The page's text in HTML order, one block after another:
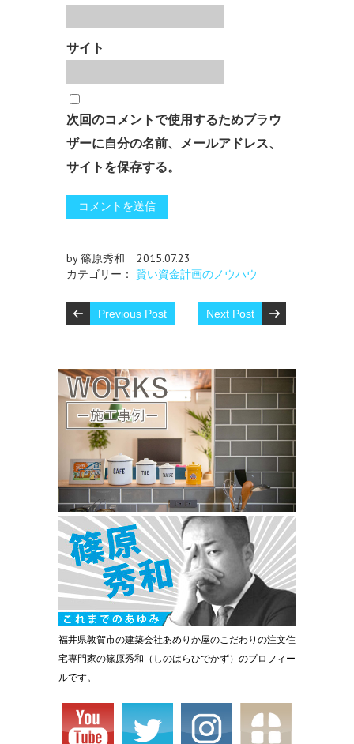
サイト
次回のコメントで使用するためブラウ
ザーに自分の名前、メールアドレス、
サイトを保存する。
by 篠原秀和
2015.07.23
カテゴリー： 賢い資金計画のノウハウ
Previous Post Next Post
福井県敦賀市の建築会社あめりか屋のこだわりの注文住
宅専門家の篠原秀和（しのはらひでかず）のプロフィー
ルです。